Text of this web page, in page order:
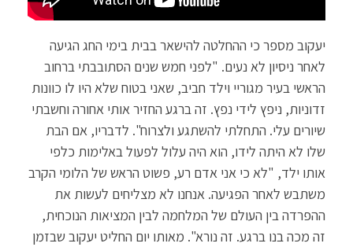
יעקוב מספר כי ההחלטה להישאר בבית בימי החג הגיעה
לאחר ניסיון לא נעים. "לפני חמש שנים הסתובבתי ברחוב
הראשי בעיר מגוריי וילד חביב, שאני בטוח שלא היו לו כוונות
זדוניות, ניפץ לידי נפץ. זה ברגע החזיר אותי אחורה וחשבתי
שיורים עלי. התחלתי להשתגע ולצרוח". לדבריו, אם הבת
שלו לא היתה לידו, הוא היה עלול לפעול באלימות כלפי
אותו ילד, "לא כי אני אדם רע, פשוט הראש של הלומי הקרב
משתבש לאחר הפגיעה. אנחנו לא מצליחים לעשות את
ההפרדה בין העולם של המלחמה לבין המציאות הנוכחית,
זה מכה בנו ברגע. זה נורא". מאותו יום החליט יעקוב שבזמן